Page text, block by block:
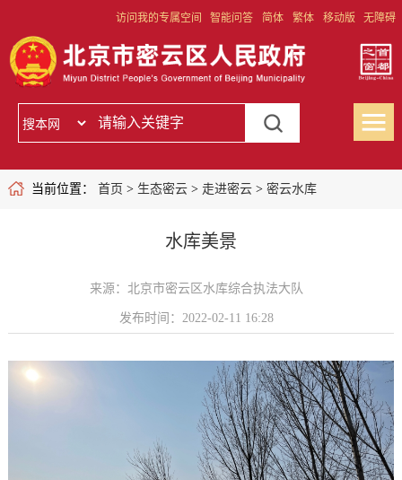
访问我的专属空间 智能问答 简体 繁体 移动版 无障碍
当前位置： 首页 > 生态密云> 走进密云> 密云水库
水库美景
来源：北京市密云区水库综合执法大队
发布时间：2022-02-11 16:28